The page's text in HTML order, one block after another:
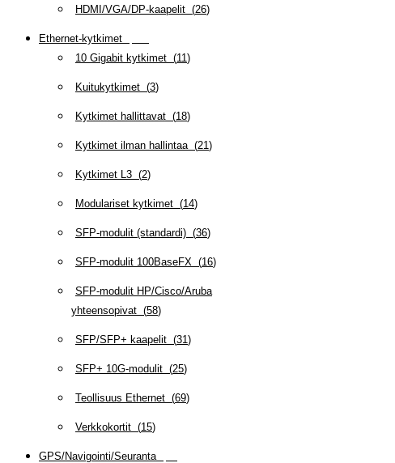
HDMI/VGA/DP-kaapelit (26)
Ethernet-kytkimet
10 Gigabit kytkimet (11)
Kuitukytkimet (3)
Kytkimet hallittavat (18)
Kytkimet ilman hallintaa (21)
Kytkimet L3 (2)
Modulariset kytkimet (14)
SFP-modulit (standardi) (36)
SFP-modulit 100BaseFX (16)
SFP-modulit HP/Cisco/Aruba
yhteensopivat (58)
SFP/SFP+ kaapelit (31)
SFP+ 10G-modulit (25)
Teollisuus Ethernet (69)
Verkkokortit (15)
GPS/Navigointi/Seuranta